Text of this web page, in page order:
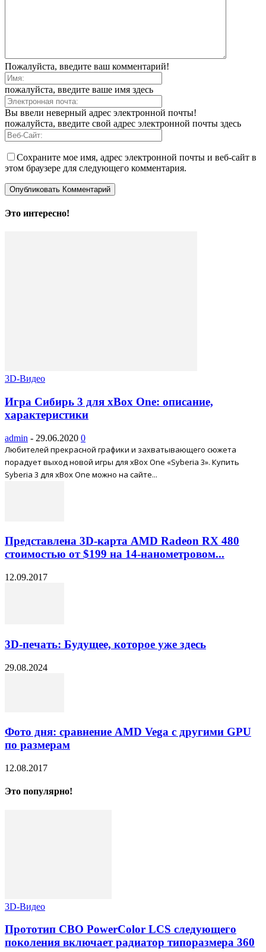
Пожалуйста, введите ваш комментарий!
пожалуйста, введите ваше имя здесь
Вы ввели неверный адрес электронной почты!
пожалуйста, введите свой адрес электронной почты здесь
Сохраните мое имя, адрес электронной почты и веб-сайт в
этом браузере для следующего комментария.
Это интересно!
3D-Видео
Игра Сибирь 3 для xBox One: описание,
характеристики
admin - 29.06.2020 0
Любителей прекрасной графики и захватывающего сюжета
порадует выход новой игры для xBox One «Syberia 3». Купить
Syberia 3 для xBox One можно на сайте...
Представлена 3D-карта AMD Radeon RX 480
стоимостью от $199 на 14-нанометровом...
12.09.2017
3D-печать: Будущее, которое уже здесь
29.08.2024
Фото дня: сравнение AMD Vega с другими GPU
по размерам
12.08.2017
Это популярно!
3D-Видео
Прототип СВО PowerColor LCS следующего
поколения включает радиатор типоразмера 360